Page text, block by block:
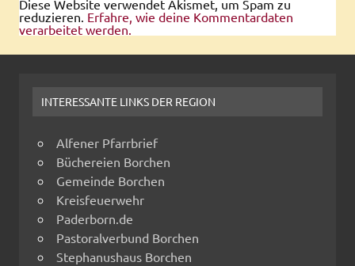
Diese Website verwendet Akismet, um Spam zu
reduzieren. Erfahre, wie deine Kommentardaten
verarbeitet werden.
INTERESSANTE LINKS DER REGION
Alfener Pfarrbrief
Büchereien Borchen
Gemeinde Borchen
Kreisfeuerwehr
Paderborn.de
Pastoralverbund Borchen
Stephanushaus Borchen